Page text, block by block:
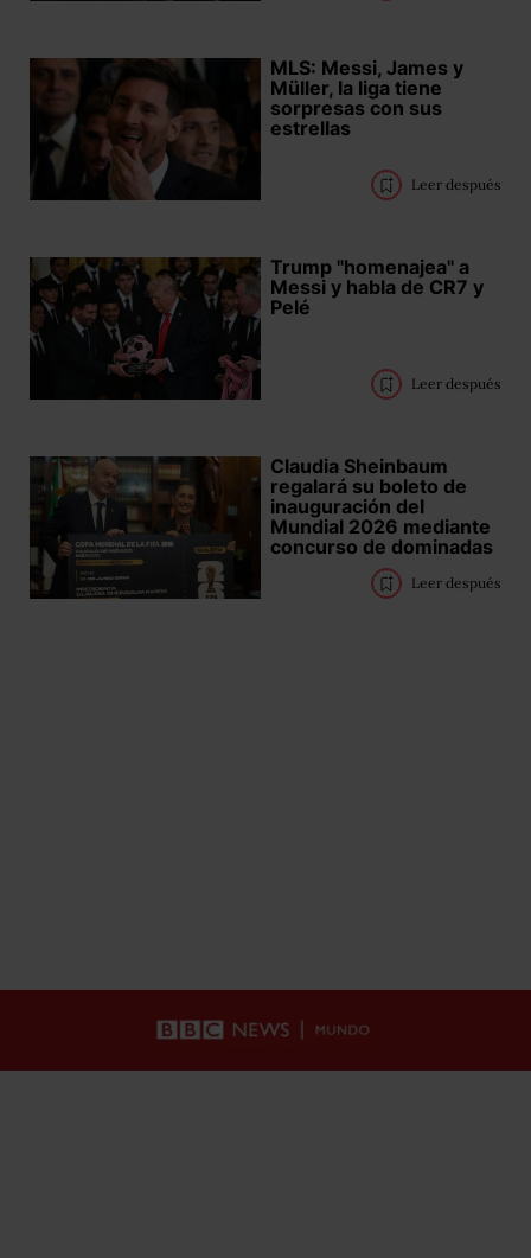
MLS: Messi, James y
Müller, la liga tiene
sorpresas con sus
estrellas
Leer después
Trump "homenajea" a
Messi y habla de CR7 y
Pelé
Leer después
Claudia Sheinbaum
regalará su boleto de
inauguración del
Mundial 2026 mediante
concurso de dominadas
Leer después